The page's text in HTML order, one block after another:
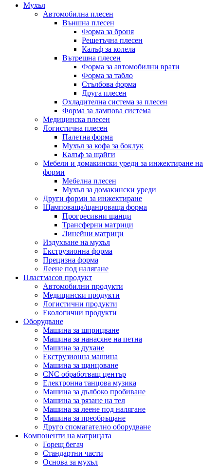
Мухъл
Автомобилна плесен
Външна плесен
Форма за броня
Решетъчна плесен
Калъф за колела
Вътрешна плесен
Форма за автомобилни врати
Форма за табло
Стълбова форма
Друга плесен
Охладителна система за плесен
Форма за лампова система
Медицинска плесен
Логистична плесен
Палетна форма
Мухъл за кофа за боклук
Калъф за щайги
Мебели и домакински уреди за инжектиране на
форми
Мебелна плесен
Мухъл за домакински уреди
Други форми за инжектиране
Щамповаща/щанцоваща форма
Прогресивни щанци
Трансферни матрици
Линейни матрици
Издухване на мухъл
Екструзионна форма
Прецизна форма
Леене под налягане
Пластмасов продукт
Автомобилни продукти
Медицински продукти
Логистични продукти
Екологични продукти
Оборудване
Машина за шприцване
Машина за нанасяне на петна
Машина за духане
Екструзионна машина
Машина за щанцоване
CNC обработващ център
Електронна танцова музика
Машина за дълбоко пробиване
Машина за рязане на тел
Машина за леене под налягане
Машина за преобръщане
Друго спомагателно оборудване
Компоненти на матрицата
Горещ бегач
Стандартни части
Основа за мухъл